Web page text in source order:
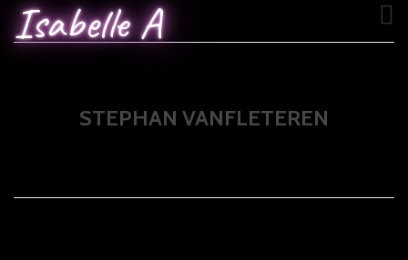
Isabelle A
STEPHAN VANFLETEREN